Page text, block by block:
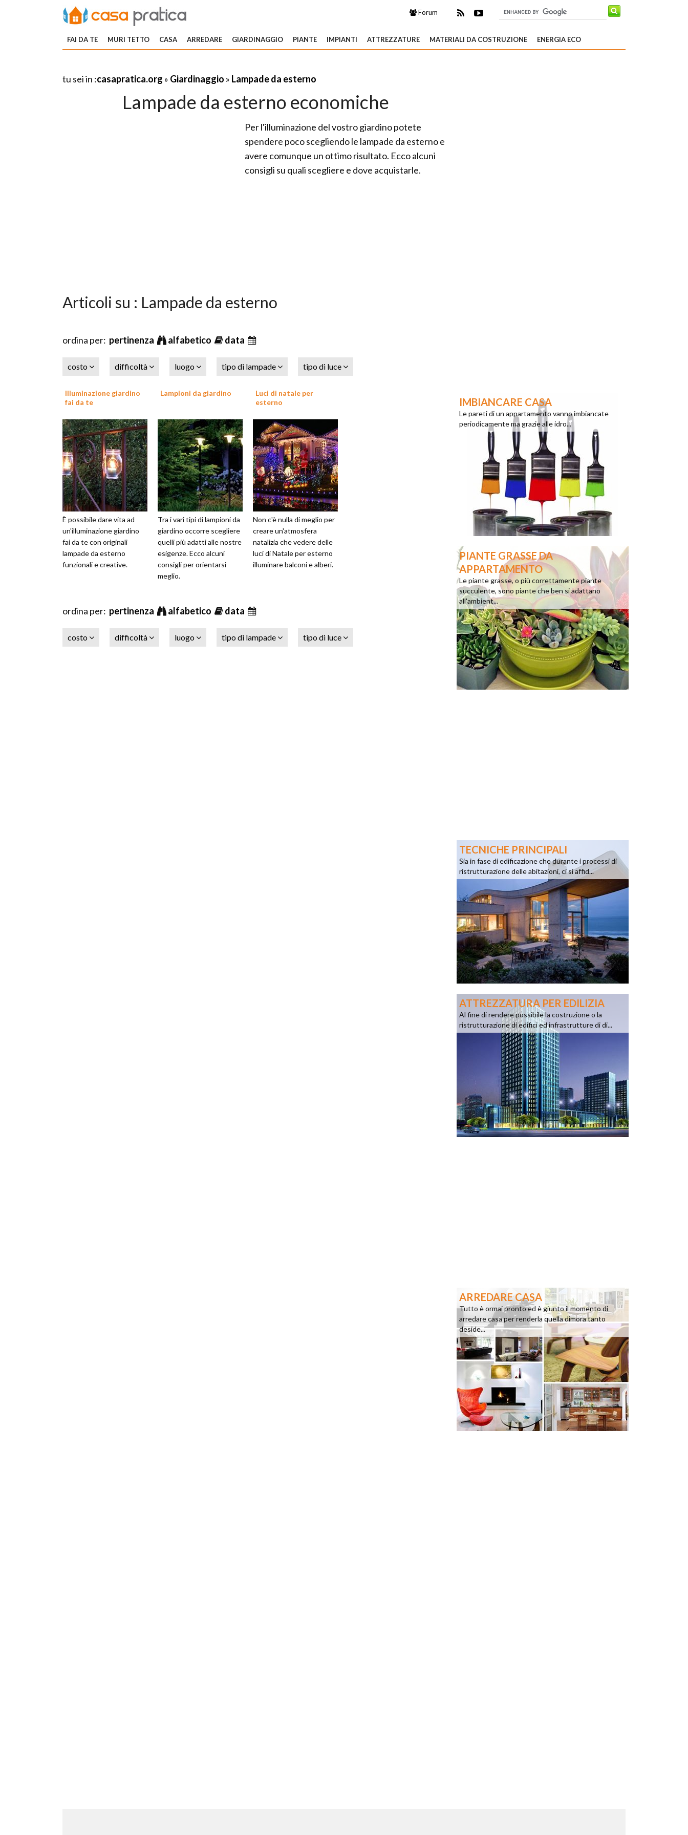
Forum
FAI DA TE MURI TETTO CASA ARREDARE GIARDINAGGIO PIANTE IMPIANTI ATTREZZATURE MATERIALI DA COSTRUZIONE ENERGIA ECO
tu sei in :casapratica.org » Giardinaggio » Lampade da esterno
Lampade da esterno economiche
Per l'illuminazione del vostro giardino potete
spendere poco scegliendo le lampade da esterno e
avere comunque un ottimo risultato. Ecco alcuni
consigli su quali scegliere e dove acquistarle.
Articoli su : Lampade da esterno
ordina per: pertinenza alfabetico data
costo difficoltà luogo tipo di lampade tipo di luce
Illuminazione giardino
fai da te
È possibile dare vita ad
un'illuminazione giardino
fai da te con originali
lampade da esterno
funzionali e creative.
Lampioni da giardino
Tra i vari tipi di lampioni da
giardino occorre scegliere
quelli più adatti alle nostre
esigenze. Ecco alcuni
consigli per orientarsi
meglio.
Luci di natale per
esterno
Non c'è nulla di meglio per
creare un'atmosfera
natalizia che vedere delle
luci di Natale per esterno
illuminare balconi e alberi.
ordina per: pertinenza alfabetico data
costo difficoltà luogo tipo di lampade tipo di luce
IMBIANCARE CASA
Le pareti di un appartamento vanno imbiancate
periodicamente ma grazie alle idro...
PIANTE GRASSE DA
APPARTAMENTO
Le piante grasse, o più correttamente piante
succulente, sono piante che ben si adattano
all'ambient...
TECNICHE PRINCIPALI
Sia in fase di edificazione che durante i processi di
ristrutturazione delle abitazioni, ci si affid...
ATTREZZATURA PER EDILIZIA
Al fine di rendere possibile la costruzione o la
ristrutturazione di edifici ed infrastrutture di di...
ARREDARE CASA
Tutto è ormai pronto ed è giunto il momento di
arredare casa per renderla quella dimora tanto
deside...